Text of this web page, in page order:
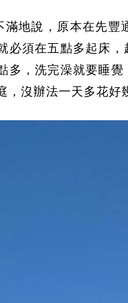
滿地說，原本在先
必須在五點多起床
多，洗完澡就要睡
，沒辦法一天多花好